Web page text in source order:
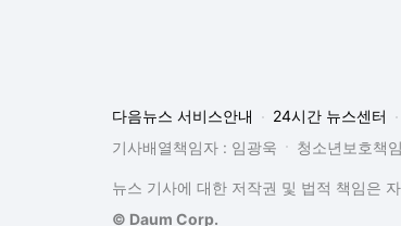
다음뉴스 서비스안내 24시간 뉴스센터
기사배열책임자 : 임광욱
청소년보호책
뉴스 기사에 대한 저작권 및 법적 책임은
© Daum Corp.